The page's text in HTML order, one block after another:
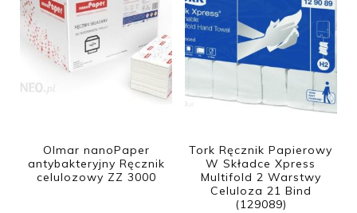
Olmar nanoPaper
antybakteryjny Ręcznik
celulozowy ZZ 3000
Tork Ręcznik Papierowy
W Składce Xpress
Multifold 2 Warstwy
Celuloza 21 Bind
(129089)